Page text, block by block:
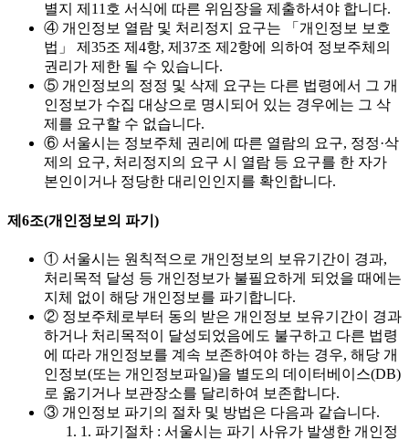
별지 제11호 서식에 따른 위임장을 제출하셔야 합니다.
④ 개인정보 열람 및 처리정지 요구는 「개인정보 보호
법」 제35조 제4항, 제37조 제2항에 의하여 정보주체의
권리가 제한 될 수 있습니다.
⑤ 개인정보의 정정 및 삭제 요구는 다른 법령에서 그 개
인정보가 수집 대상으로 명시되어 있는 경우에는 그 삭
제를 요구할 수 없습니다.
⑥ 서울시는 정보주체 권리에 따른 열람의 요구, 정정·삭
제의 요구, 처리정지의 요구 시 열람 등 요구를 한 자가
본인이거나 정당한 대리인인지를 확인합니다.
제6조(개인정보의 파기)
① 서울시는 원칙적으로 개인정보의 보유기간이 경과,
처리목적 달성 등 개인정보가 불필요하게 되었을 때에는
지체 없이 해당 개인정보를 파기합니다.
② 정보주체로부터 동의 받은 개인정보 보유기간이 경과
하거나 처리목적이 달성되었음에도 불구하고 다른 법령
에 따라 개인정보를 계속 보존하여야 하는 경우, 해당 개
인정보(또는 개인정보파일)을 별도의 데이터베이스(DB)
로 옮기거나 보관장소를 달리하여 보존합니다.
③ 개인정보 파기의 절차 및 방법은 다음과 같습니다.
1. 파기절차 : 서울시는 파기 사유가 발생한 개인정